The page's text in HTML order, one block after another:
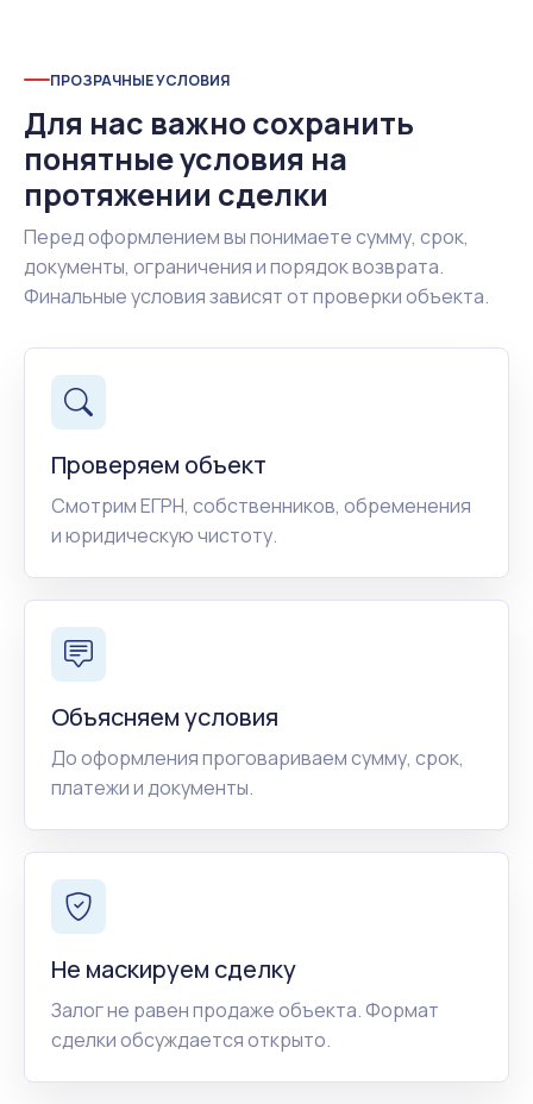
ПРОЗРАЧНЫЕ УСЛОВИЯ
Для нас важно сохранить
понятные условия на
протяжении сделки
Перед оформлением вы понимаете сумму, срок,
документы, ограничения и порядок возврата.
Финальные условия зависят от проверки объекта.
Проверяем объект
Смотрим ЕГРН, собственников, обременения
и юридическую чистоту.
Объясняем условия
До оформления проговариваем сумму, срок,
платежи и документы.
Не маскируем сделку
Залог не равен продаже объекта. Формат
сделки обсуждается открыто.